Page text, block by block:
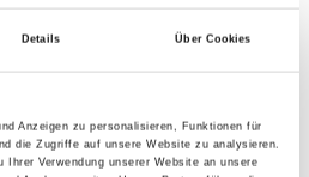
Details Über Cookies
Anzeigen zu personalisieren, Funktionen für
die Zugriffe auf unsere Website zu analysieren.
Ihrer Verwendung unserer Website an unsere